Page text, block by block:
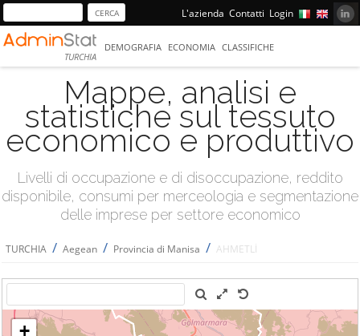
L'azienda Contatti Login
TURCHIA
DEMOGRAFIA ECONOMIA CLASSIFICHE
Mappe, analisi e
statistiche sul tessuto
economico e produttivo
Livelli di occupazione e di disoccupazione, reddito
disponibile, consumi per merceologia e segmentazione
delle imprese per settore economico
TURCHIA / Aegean / Provincia di Manisa / AHMETLİ